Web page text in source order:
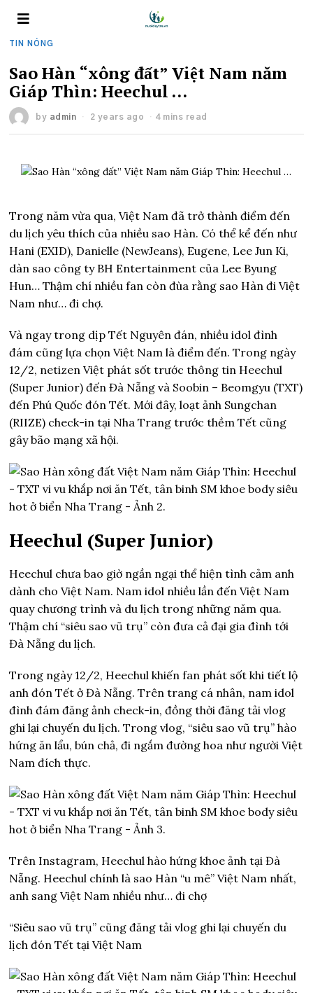
TIN NÓNG
Sao Hàn “xông đất” Việt Nam năm
Giáp Thìn: Heechul …
by admin 2 years ago 4 mins read
Trong năm vừa qua, Việt Nam đã trở thành điểm đến
du lịch yêu thích của nhiều sao Hàn. Có thể kể đến như
Hani (EXID), Danielle (NewJeans), Eugene, Lee Jun Ki,
dàn sao công ty BH Entertainment của Lee Byung
Hun… Thậm chí nhiều fan còn đùa rằng sao Hàn đi Việt
Nam như… đi chợ.
Và ngay trong dịp Tết Nguyên đán, nhiều idol đình
đám cũng lựa chọn Việt Nam là điểm đến. Trong ngày
12/2, netizen Việt phát sốt trước thông tin Heechul
(Super Junior) đến Đà Nẵng và Soobin – Beomgyu (TXT)
đến Phú Quốc đón Tết. Mới đây, loạt ảnh Sungchan
(RIIZE) check-in tại Nha Trang trước thềm Tết cũng
gây bão mạng xã hội.
Heechul (Super Junior)
Heechul chưa bao giờ ngần ngại thể hiện tình cảm anh
dành cho Việt Nam. Nam idol nhiều lần đến Việt Nam
quay chương trình và du lịch trong những năm qua.
Thậm chí “siêu sao vũ trụ” còn đưa cả đại gia đình tới
Đà Nẵng du lịch.
Trong ngày 12/2, Heechul khiến fan phát sốt khi tiết lộ
anh đón Tết ở Đà Nẵng. Trên trang cá nhân, nam idol
đình đám đăng ảnh check-in, đồng thời đăng tải vlog
ghi lại chuyến du lịch. Trong vlog, “siêu sao vũ trụ” hào
hứng ăn lẩu, bún chả, đi ngắm đường hoa như người Việt
Nam đích thực.
Trên Instagram, Heechul hào hứng khoe ảnh tại Đà
Nẵng. Heechul chính là sao Hàn “u mê” Việt Nam nhất,
anh sang Việt Nam nhiều như… đi chợ
“Siêu sao vũ trụ” cũng đăng tải vlog ghi lại chuyến du
lịch đón Tết tại Việt Nam